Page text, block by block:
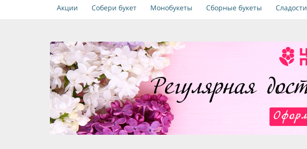
Акции Собери букет Монобукеты Сборные букеты Сладости